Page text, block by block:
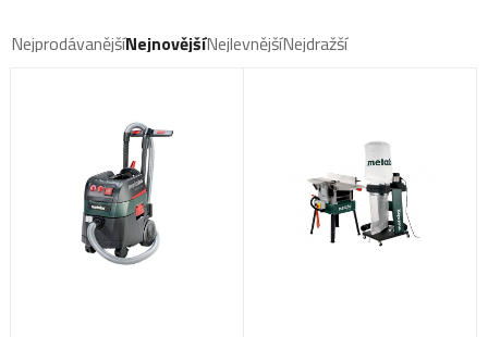
NejprodávanějšíNejnovějšíNejlevnějšíNejdražší